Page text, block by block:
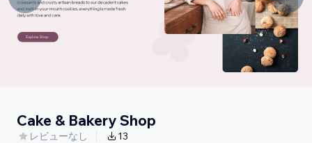
Cake & Bakery Shop
レビューなし 13